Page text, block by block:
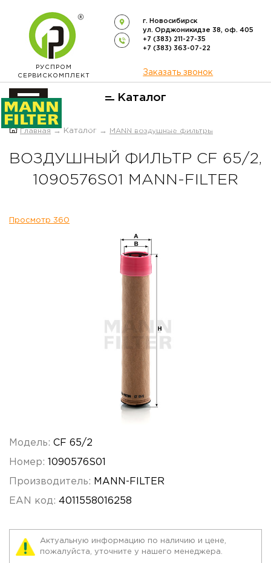
РУСПРОМ
СЕРВИСКОМПЛЕКТ
г. Новосибирск
ул. Орджоникидзе 38, оф. 405
+7 (383) 211-27-35
+7 (383) 363-07-22
Заказать звонок
Каталог
ОФИЦИАЛЬНЫЙ ДИСТРИБЬЮТОР
Главная → Каталог → MANN воздушные фильтры
ВОЗДУШНЫЙ ФИЛЬТР CF 65/2,
1090576S01 MANN-FILTER
Просмотр 360
Модель: CF 65/2
Номер: 1090576S01
Производитель: MANN-FILTER
EAN код: 4011558016258
Актуальную информацию по наличию и цене,
пожалуйста, уточните у нашего менеджера.